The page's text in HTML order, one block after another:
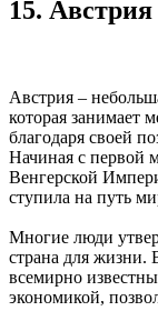
15. Австрия
Австрия –
которая занимает
благодаря своей
Начиная с первой
Венгерской
ступила на путь
Многие люди
страна для жизни.
всемирно
экономикой,